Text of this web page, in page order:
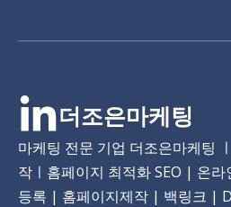
더조은마케팅
마케팅 전문 기업 더조은마케팅
작ㅣ홈페이지 최적화 SEO | 온
등록 | 홈페이지제작 | 백링크 |